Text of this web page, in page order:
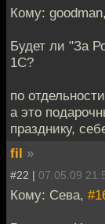
Кому: goodman,
Будет ли "За
1С?
по
а это
празднику,
fil »
#22 | 07.05.09
Кому: Сева,